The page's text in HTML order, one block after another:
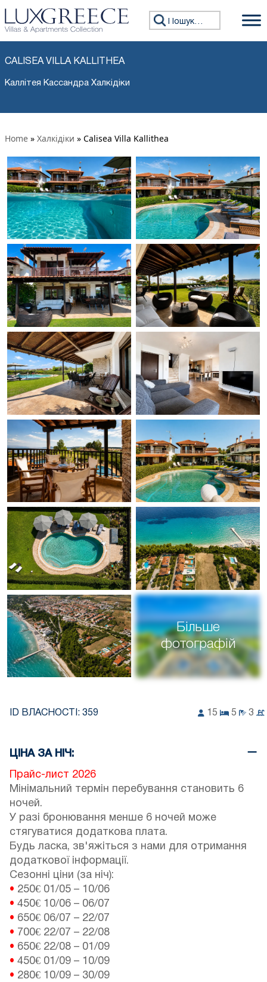
Пошук:
CALISEA VILLA KALLITHEA
Каллітея Кассандра Халкідіки
Home » Халкідіки » Calisea Villa Kallithea
Більше
фотографій
ID ВЛАСНОСТІ: 359 15 5 3
ЦІНА ЗА НІЧ:
Прайс-лист 2026
Мінімальний термін перебування становить 6
ночей.
У разі бронювання менше 6 ночей може
стягуватися додаткова плата.
Будь ласка, зв'яжіться з нами для отримання
додаткової інформації.
Сезонні ціни (за ніч):
• 250€ 01/05 – 10/06
• 450€ 10/06 – 06/07
• 650€ 06/07 – 22/07
• 700€ 22/07 – 22/08
• 650€ 22/08 – 01/09
• 450€ 01/09 – 10/09
• 280€ 10/09 – 30/09